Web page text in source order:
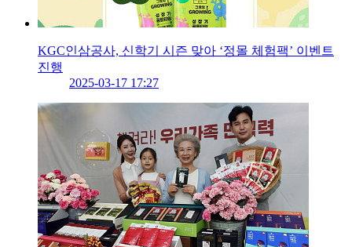
KGC인삼공사, 신학기 시즌 맞아 ‘정몰 체험팩’ 이벤트
진행
2025-03-17 17:27